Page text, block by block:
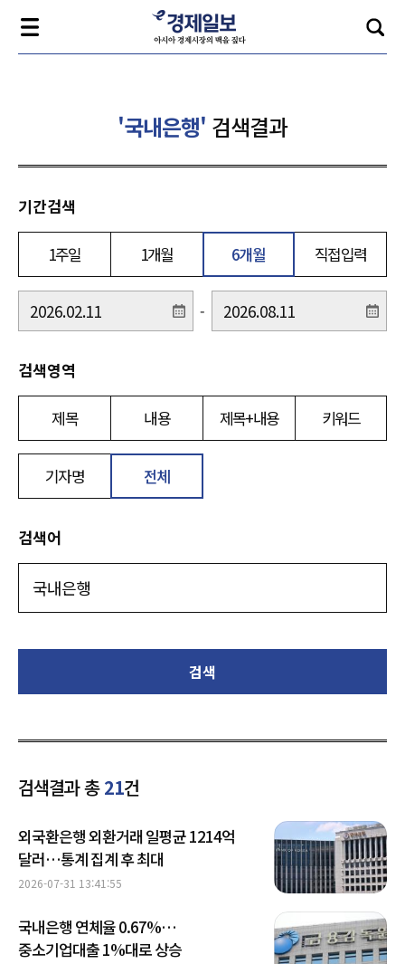
'국내은행' 검색결과
기간검색
1주일 1개월 6개월 직접입력
-
검색영역
제목 내용 제목+내용 키워드
기자명 전체
검색어
검색
검색결과 총21건
외국환은행 외환거래 일평균 1214억
달러…통계 집계 후 최대
2026-07-31 13:41:55
국내은행 연체율 0.67%…
중소기업대출 1%대로 상승